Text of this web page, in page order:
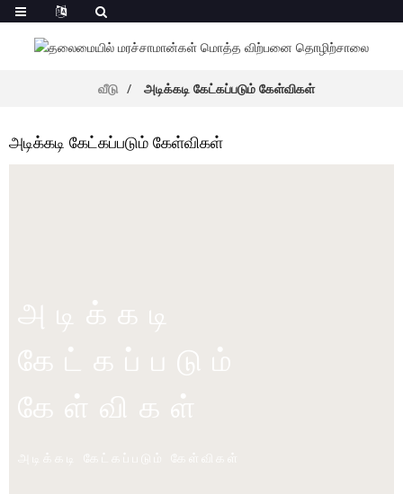
வீடு அடிக்கடி கேட்கப்படும் கேள்விகள்
அடிக்கடி கேட்கப்படும் கேள்விகள்
அடிக்கடி
கேட்கப்படும்
கேள்விகள்
அடிக்கடி கேட்கப்படும் கேள்விகள்